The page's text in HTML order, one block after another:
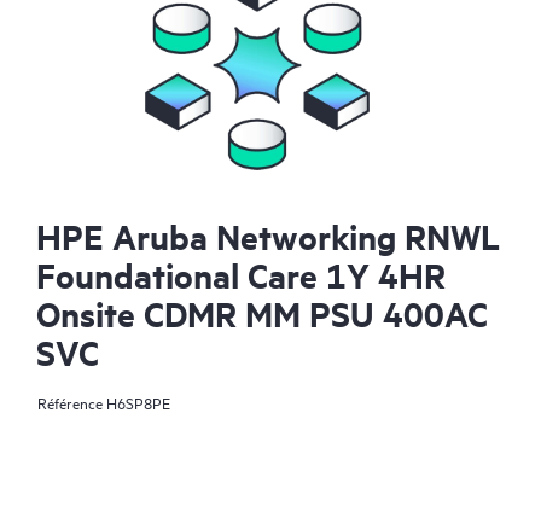
HPE Aruba Networking RNWL
Foundational Care 1Y 4HR
Onsite CDMR MM PSU 400AC
SVC
Référence H6SP8PE